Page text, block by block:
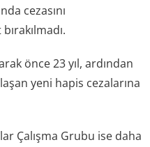
cezasını
önce 23 yıl, ardından
yeni hapis cezalarına
Çalışma Grubu ise daha